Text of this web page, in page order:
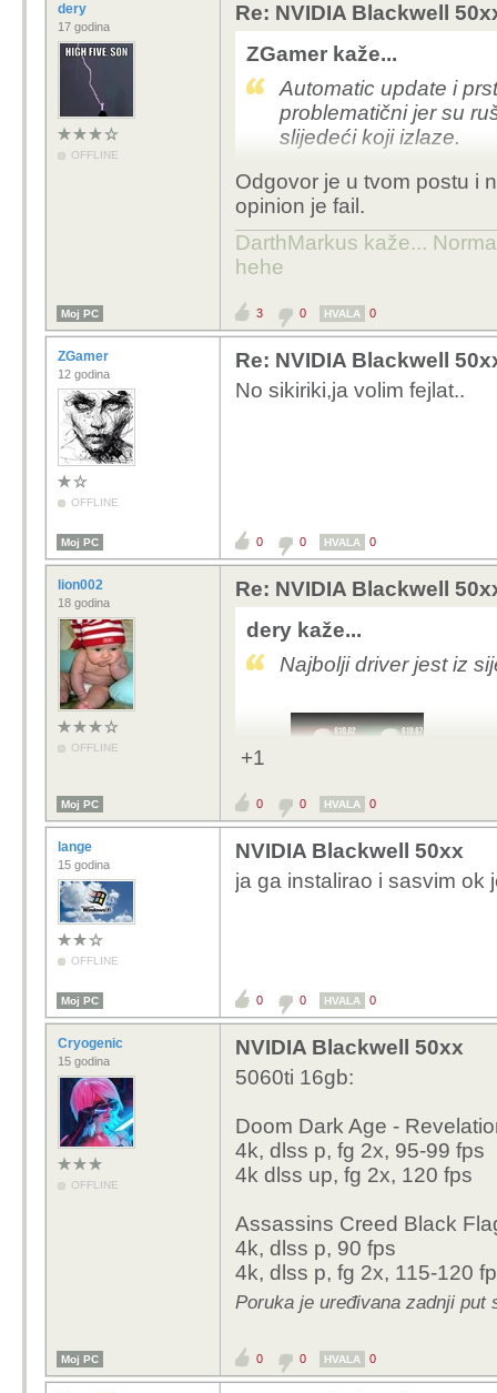
dery
17 godina
OFFLINE
Re: NVIDIA Blackwell
ZGamer kaže...
Automatic update i
problematični jer su
slijedeći koji izlaze.
Odgovor je u tvom postu i
opinion je fail.
DarthMarkus kaže...
hehe
Moj PC 3 0 HVALA 0
ZGamer
12 godina
OFFLINE
Re: NVIDIA Blackwell
No sikiriki,ja volim fejlat..
Moj PC 0 0 HVALA 0
lion002
18 godina
OFFLINE
Re: NVIDIA Blackwell
dery kaže...
Najbolji driver jest iz
+1
Moj PC 0 0 HVALA 0
lange
15 godina
OFFLINE
NVIDIA Blackwell 50xx
ja ga instalirao i sasvim ok
Moj PC 0 0 HVALA 0
Cryogenic
15 godina
OFFLINE
NVIDIA Blackwell 50xx
5060ti 16gb:
Doom Dark Age -
4k, dlss p, fg 2x, 95-99 fps
4k dlss up, fg 2x, 120 fps
Assassins Creed Black
4k, dlss p, 90 fps
4k, dlss p, fg 2x, 115-120
Poruka je uređivana zadnji put
Moj PC 0 0 HVALA 0